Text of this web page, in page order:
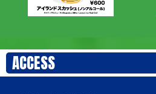
ACCESS